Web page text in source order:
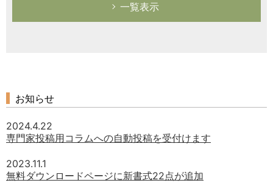
一覧表示
お知らせ
2024.4.22
専門家投稿用コラムへの自動投稿を受付けます
2023.11.1
無料ダウンロードページに新書式22点が追加